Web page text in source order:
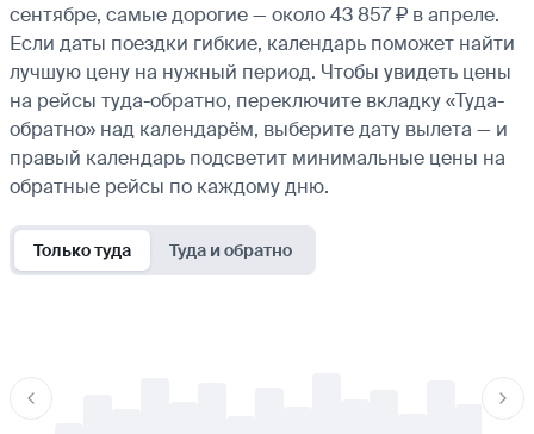
сентябре, самые дорогие — около 43 857 ₽ в апреле.
Если даты поездки гибкие, календарь поможет найти
лучшую цену на нужный период. Чтобы увидеть цены
на рейсы туда-обратно, переключите вкладку «Туда-
обратно» над календарём, выберите дату вылета — и
правый календарь подсветит минимальные цены на
обратные рейсы по каждому дню.
Только туда Туда и обратно